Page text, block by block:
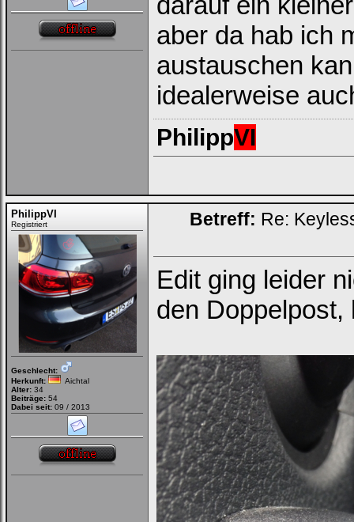
aber da hab ich
austauschen
idealerweise
PhilippVI
PhilippVI
Registriert
Geschlecht:
Herkunft:
Aichtal
Alter: 34
Beiträge: 54
Dabei seit: 09 / 2013
Betreff: Re:
Edit ging leider
den Doppelpost,